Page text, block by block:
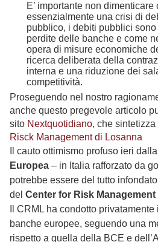
E’ importante non dimenticare
essenzialmente una crisi di
pubblico, i debiti pubblici
perdite delle banche e come
opera di misure economiche
ricerca deliberata della
interna e una riduzione dei
competitività.
Proseguendo nel nostro
anche questo pregevole articolo
sito Nextquotidiano, che sintetizza
Risck Management di Losanna
Il cauto ottimismo profuso ieri dalla
Europea – in Italia rafforzato da
potrebbe essere del tutto
del Center for Risk
Il CRML ha condotto
banche europee, seguendo una
rispetto a quella della BCE e